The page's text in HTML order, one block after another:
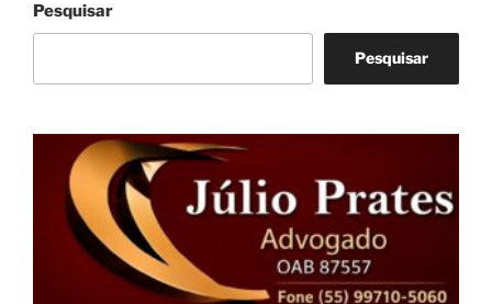
Pesquisar
Pesquisar